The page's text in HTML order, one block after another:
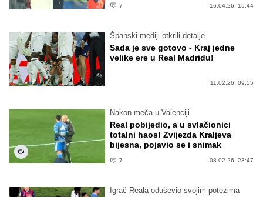
7 16.04.26. 15:44
Španski mediji otkrili detalje
Sada je sve gotovo - Kraj jedne
velike ere u Real Madridu!
11.02.26. 09:55
Nakon meča u Valenciji
Real pobijedio, a u svlačionici
totalni haos! Zvijezda Kraljeva
bijesna, pojavio se i snimak
7 08.02.26. 23:47
Igrač Reala oduševio svojim potezima